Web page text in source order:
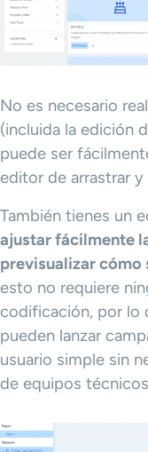
No es necesario
(incluida la edición
puede ser
editor de arrastrar y
También tienes un
ajustar fácilmente
previsualizar cómo
esto no requiere
codificación, por lo
pueden lanzar
usuario simple sin
de equipos